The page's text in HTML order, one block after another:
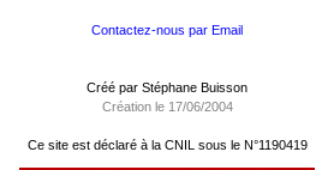
Contactez-nous par Email
Créé par Stéphane Buisson
Création le 17/06/2004
Ce site est déclaré à la CNIL sous le N°1190419